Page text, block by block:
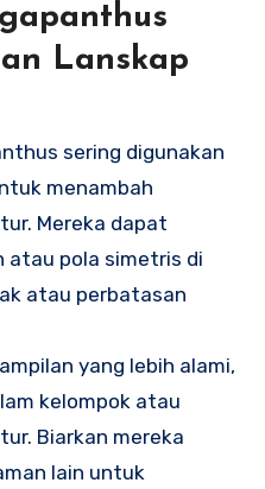
Lanskap
sering digunakan
menambah
Mereka dapat
atau pola simetris di
atau perbatasan
yang lebih alami,
kelompok atau
Biarkan mereka
lain untuk